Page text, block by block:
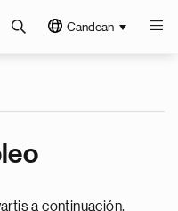
Candean
a continuación.